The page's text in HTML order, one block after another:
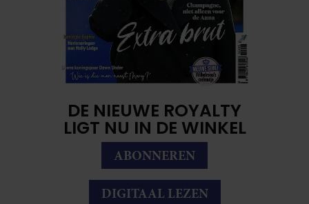
DE NIEUWE ROYALTY
LIGT NU IN DE WINKEL
ABONNEREN
DIGITAAL LEZEN